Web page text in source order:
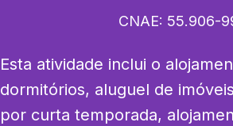
CNAE: 55.906-
Esta atividade inclui o
dormitórios, aluguel de
por curta temporada,